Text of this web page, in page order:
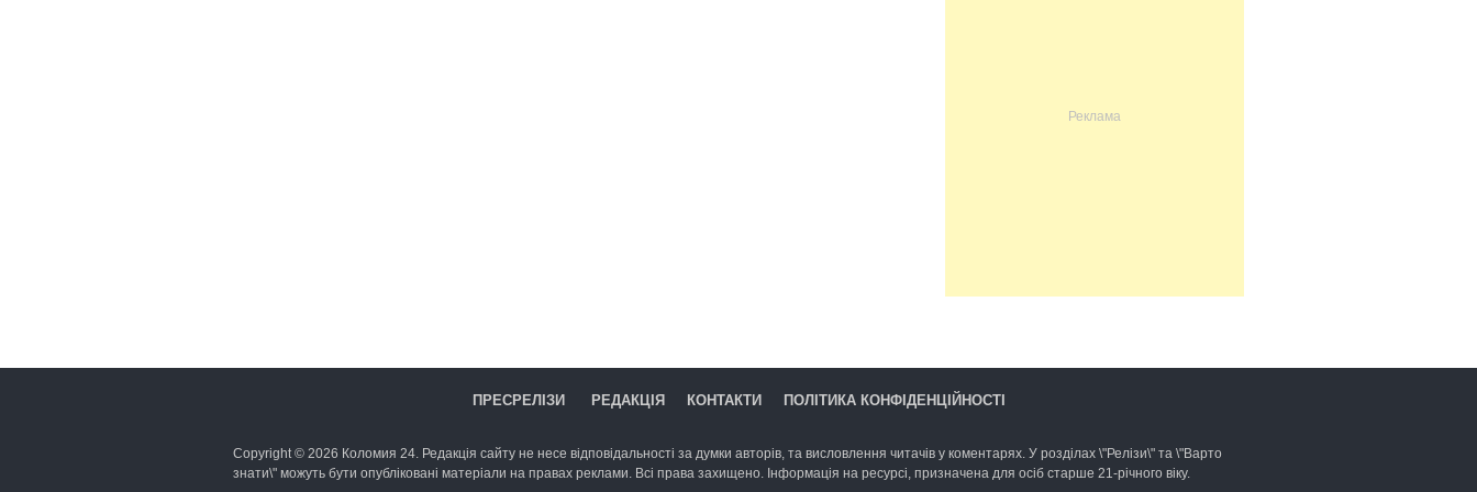
ПРЕСРЕЛІЗИ РЕДАКЦІЯ КОНТАКТИ ПОЛІТИКА КОНФІДЕНЦІЙНОСТІ
Copyright © 2026 Коломия 24. Редакція сайту не несе відповідальності за думки авторів, та висловлення читачів у коментарях. У розділах \"Релізи\" та \"Варто
знати\" можуть бути опубліковані матеріали на правах реклами. Всі права захищено. Інформація на ресурсі, призначена для осіб старше 21-річного віку.